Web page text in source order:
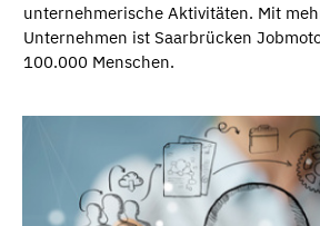
unternehmerische Aktivitäten. Mit
Unternehmen ist Saarbrücken
100.000 Menschen.